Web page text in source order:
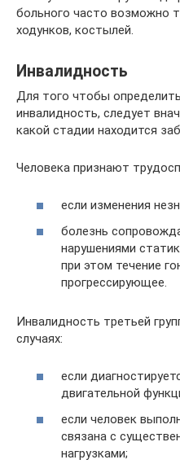
больного часто возможно
ходунков, костылей.
Инвалидность
Для того чтобы
инвалидность, следует
какой стадии находится
Человека признают
если изменения
болезнь
нарушениями
при этом течение
прогрессирующее.
Инвалидность третьей
случаях:
если
двигательной
если человек
связана с
нагрузками;